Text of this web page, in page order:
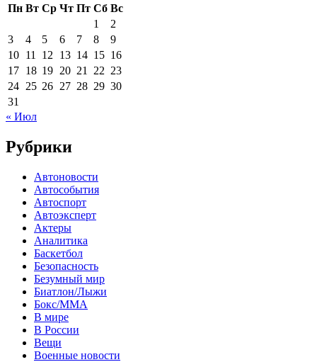
Пн Вт Ср Чт Пт Сб Вс
1
2
3
4 5 6 7 8
9
10 11 12 13 14 15 16
17 18 19 20 21 22 23
24 25 26 27 28 29 30
31
« Июл
Рубрики
Автоновости
Автособытия
Автоспорт
Автоэксперт
Актеры
Аналитика
Баскетбол
Безопасность
Безумный мир
Биатлон/Лыжи
Бокс/MMA
В мире
В России
Вещи
Военные новости